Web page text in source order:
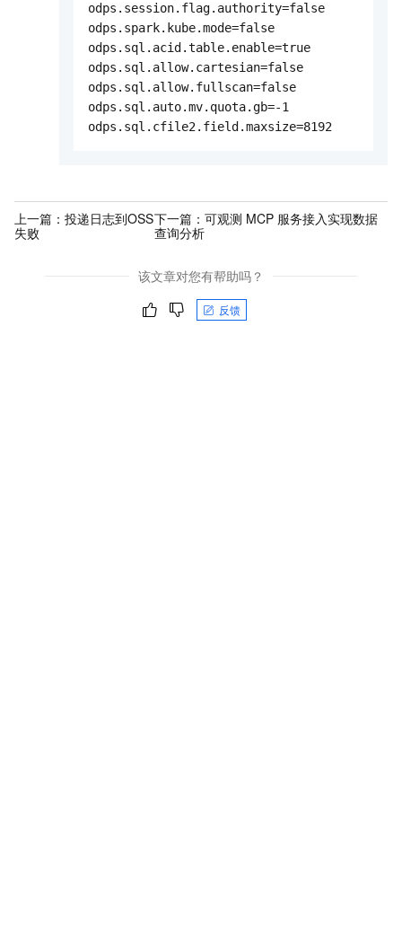
odps.session.flag.authority=false
odps.spark.kube.mode=false
odps.sql.acid.table.enable=true
odps.sql.allow.cartesian=false
odps.sql.allow.fullscan=false
odps.sql.auto.mv.quota.gb=-1
odps.sql.cfile2.field.maxsize=8192
上一篇： 投递日志到OSS
失败
下一篇： 可观测 MCP 服务接入实现数据
查询分析
该文章对您有帮助吗？
反馈